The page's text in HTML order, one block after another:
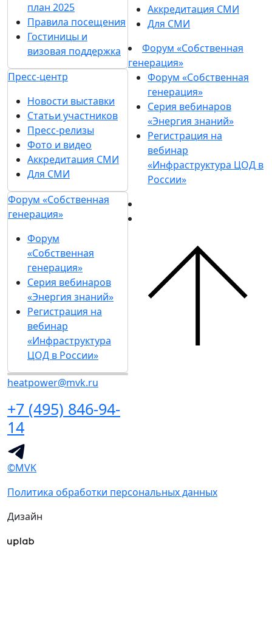
план 2025
Правила посещения
Гостиницы и
визовая поддержка
Пресс-центр
Новости выставки
Статьи участников
Пресс-релизы
Фото и видео
Аккредитация СМИ
Для СМИ
Форум «Собственная
генерация»
Форум
«Собственная
генерация»
Серия вебинаров
«Энергия знаний»
Регистрация на
вебинар
«Инфраструктура
ЦОД в России»
heatpower@mvk.ru
+7 (495) 846-94-
14
Аккредитация СМИ
Для СМИ
Форум «Собственная
генерация»
Форум «Собственная
генерация»
Серия вебинаров
«Энергия знаний»
Регистрация на
вебинар
«Инфраструктура ЦОД в
России»
©MVK
Политика обработки персональных данных
Дизайн